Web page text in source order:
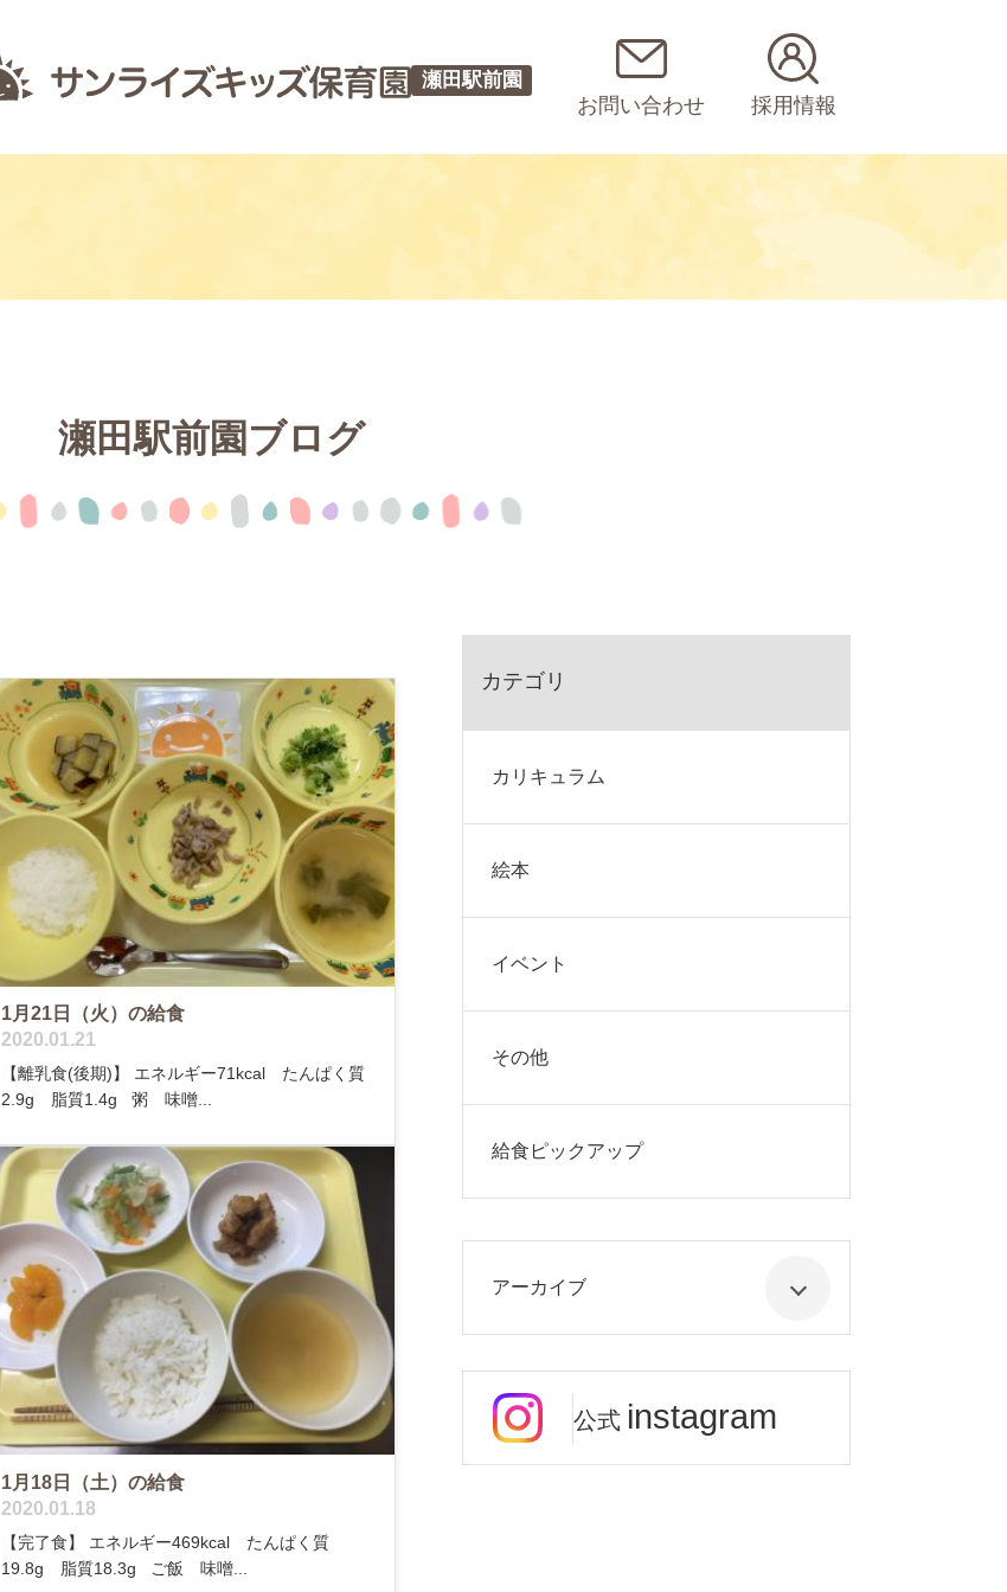
瀬田駅前園
お問い合わせ 採用情報
瀬田駅前園ブログ
1月21日（火）の給食
2020.01.21
【離乳食(後期)】 エネルギー71kcal たんぱく質
2.9g 脂質1.4g 粥 味噌...
1月18日（土）の給食
2020.01.18
【完了食】 エネルギー469kcal たんぱく質
19.8g 脂質18.3g ご飯 味噌...
カテゴリ
カリキュラム
絵本
イベント
その他
給食ピックアップ
アーカイブ
公式 instagram